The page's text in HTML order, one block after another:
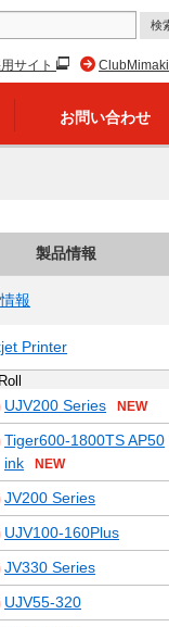
ClubMimaki
サイト
お問い合わせ
製品情報
報
Printer
UJV200 Series NEW
Tiger600-1800TS AP50
ink
NEW
JV200 Series
UJV100-160Plus
JV330 Series
UJV55-320